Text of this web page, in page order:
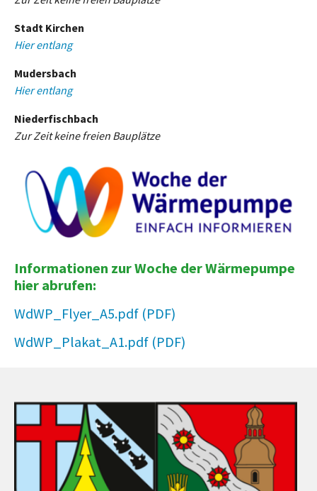
Stadt Kirchen
Hier entlang
Mudersbach
Hier entlang
Niederfischbach
Zur Zeit keine freien Bauplätze
Informationen zur Woche der Wärmepumpe
hier abrufen:
WdWP_Flyer_A5.pdf
WdWP_Plakat_A1.pdf